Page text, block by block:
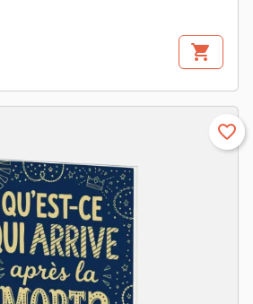
shopping_cart
favorite_border